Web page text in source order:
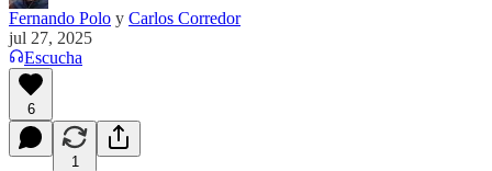
Fernando Polo y Carlos Corredor
jul 27, 2025
Escucha
6
1